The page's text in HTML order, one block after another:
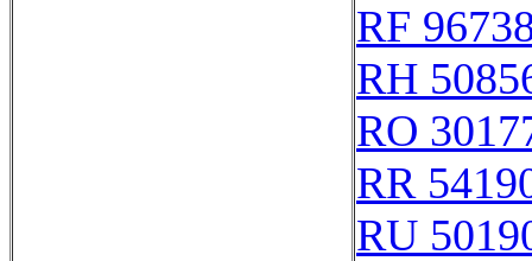
RF
RH
RO
RR
RU